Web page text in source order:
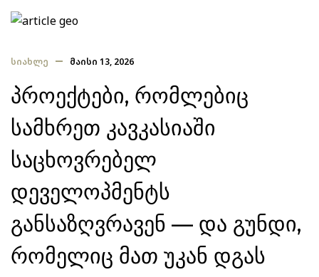
ᲡᲘᲐᲮᲚᲔ ᲛᲐᲘᲡᲘ 13, 2026
პროექტები, რომლებიც
სამხრეთ კავკასიაში
საცხოვრებელ
დეველოპმენტს
განსაზღვრავენ — და გუნდი,
რომელიც მათ უკან დგას